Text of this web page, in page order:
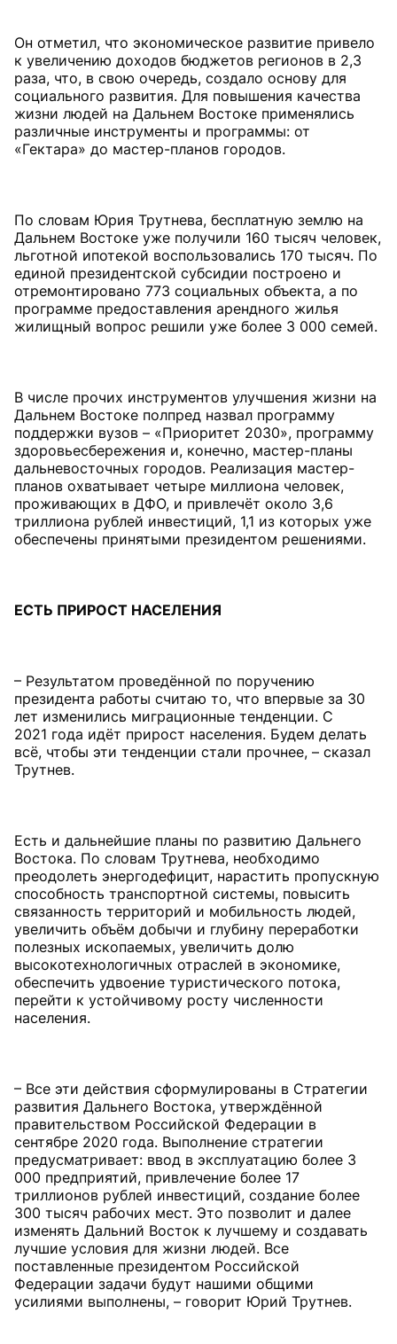
Он отметил, что экономическое развитие привело
к увеличению доходов бюджетов регионов в 2,3
раза, что, в свою очередь, создало основу для
социального развития. Для повышения качества
жизни людей на Дальнем Востоке применялись
различные инструменты и программы: от
«Гектара» до мастер-планов городов.
По словам Юрия Трутнева, бесплатную землю на
Дальнем Востоке уже получили 160 тысяч человек,
льготной ипотекой воспользовались 170 тысяч. По
единой президентской субсидии построено и
отремонтировано 773 социальных объекта, а по
программе предоставления арендного жилья
жилищный вопрос решили уже более 3 000 семей.
В числе прочих инструментов улучшения жизни на
Дальнем Востоке полпред назвал программу
поддержки вузов – «Приоритет 2030», программу
здоровьесбережения и, конечно, мастер-планы
дальневосточных городов. Реализация мастер-
планов охватывает четыре миллиона человек,
проживающих в ДФО, и привлечёт около 3,6
триллиона рублей инвестиций, 1,1 из которых уже
обеспечены принятыми президентом решениями.
ЕСТЬ ПРИРОСТ НАСЕЛЕНИЯ
– Результатом проведённой по поручению
президента работы считаю то, что впервые за 30
лет изменились миграционные тенденции. С
2021 года идёт прирост населения. Будем делать
всё, чтобы эти тенденции стали прочнее, – сказал
Трутнев.
Есть и дальнейшие планы по развитию Дальнего
Востока. По словам Трутнева, необходимо
преодолеть энергодефицит, нарастить пропускную
способность транспортной системы, повысить
связанность территорий и мобильность людей,
увеличить объём добычи и глубину переработки
полезных ископаемых, увеличить долю
высокотехнологичных отраслей в экономике,
обеспечить удвоение туристического потока,
перейти к устойчивому росту численности
населения.
– Все эти действия сформулированы в Стратегии
развития Дальнего Востока, утверждённой
правительством Российской Федерации в
сентябре 2020 года. Выполнение стратегии
предусматривает: ввод в эксплуатацию более 3
000 предприятий, привлечение более 17
триллионов рублей инвестиций, создание более
300 тысяч рабочих мест. Это позволит и далее
изменять Дальний Восток к лучшему и создавать
лучшие условия для жизни людей. Все
поставленные президентом Российской
Федерации задачи будут нашими общими
усилиями выполнены, – говорит Юрий Трутнев.